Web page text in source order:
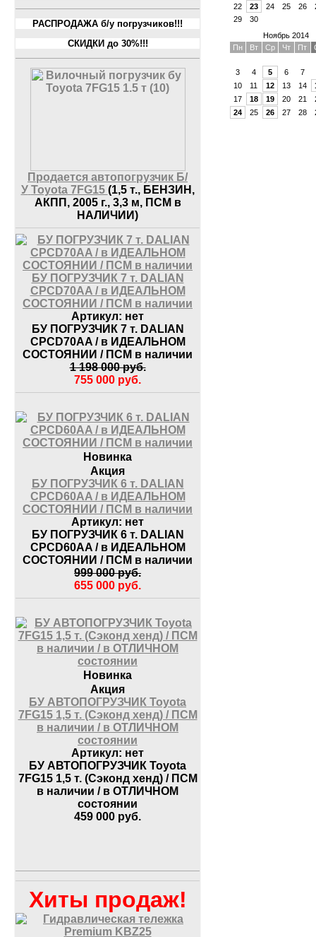
РАСПРОДАЖА б/у погрузчиков!!!
СКИДКИ до 30%!!!
Продается автопогрузчик Б/
У Toyota 7FG15 (1,5 т., БЕНЗИН,
АКПП, 2005 г., 3,3 м, ПСМ в
НАЛИЧИИ)
БУ ПОГРУЗЧИК 7 т. DALIAN
CPCD70AA / в ИДЕАЛЬНОМ
СОСТОЯНИИ / ПСМ в наличии
Артикул: нет
БУ ПОГРУЗЧИК 7 т. DALIAN
CPCD70AA / в ИДЕАЛЬНОМ
СОСТОЯНИИ / ПСМ в наличии
1 198 000руб.
755 000 руб.
Новинка
Акция
БУ ПОГРУЗЧИК 6 т. DALIAN
CPCD60AA / в ИДЕАЛЬНОМ
СОСТОЯНИИ / ПСМ в наличии
Артикул: нет
БУ ПОГРУЗЧИК 6 т. DALIAN
CPCD60AA / в ИДЕАЛЬНОМ
СОСТОЯНИИ / ПСМ в наличии
999 000руб.
655 000 руб.
Новинка
Акция
БУ АВТОПОГРУЗЧИК Toyota
7FG15 1,5 т. (Сэконд хенд) / ПСМ
в наличии / в ОТЛИЧНОМ
состоянии
Артикул: нет
БУ АВТОПОГРУЗЧИК Toyota
7FG15 1,5 т. (Сэконд хенд) / ПСМ
в наличии / в ОТЛИЧНОМ
состоянии
459 000 руб.
Хиты продаж!
22
23 24 25 26
29
30
Ноябрь 2014
Пн
Вт Ср Чт Пт
3 4 5 6
7
10
11 12 13 14
17
18 19 20 21
24
25 26 27 28